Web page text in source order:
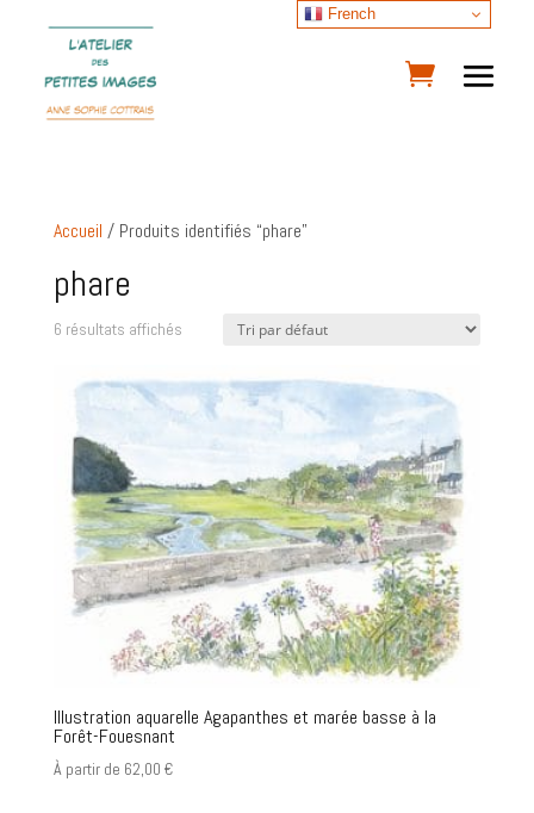
Accueil / Produits identifiés “phare”
phare
6 résultats affichés
Illustration aquarelle Agapanthes et marée basse à la
Forêt-Fouesnant
À partir de 62,00 €
French